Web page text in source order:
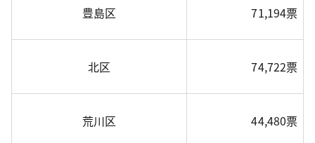
豊島区 71,194票
北区 74,722票
荒川区 44,480票